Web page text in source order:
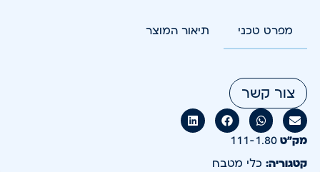
מפרט טכני תיאור המוצר
צור קשר
מק״ט 111-1.80
קטגוריה: כלי מטבח